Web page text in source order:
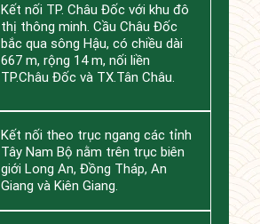
Kết nối TP. Châu Đốc với khu đô
thị thông minh. Cầu Châu Đốc
bắc qua sông Hậu, có chiều dài
667 m, rộng 14 m, nối liền
TP.Châu Đốc và TX.Tân Châu.
Kết nối theo trục ngang các tỉnh
Tây Nam Bộ nằm trên trục biên
giới Long An, Đồng Tháp, An
Giang và Kiên Giang.